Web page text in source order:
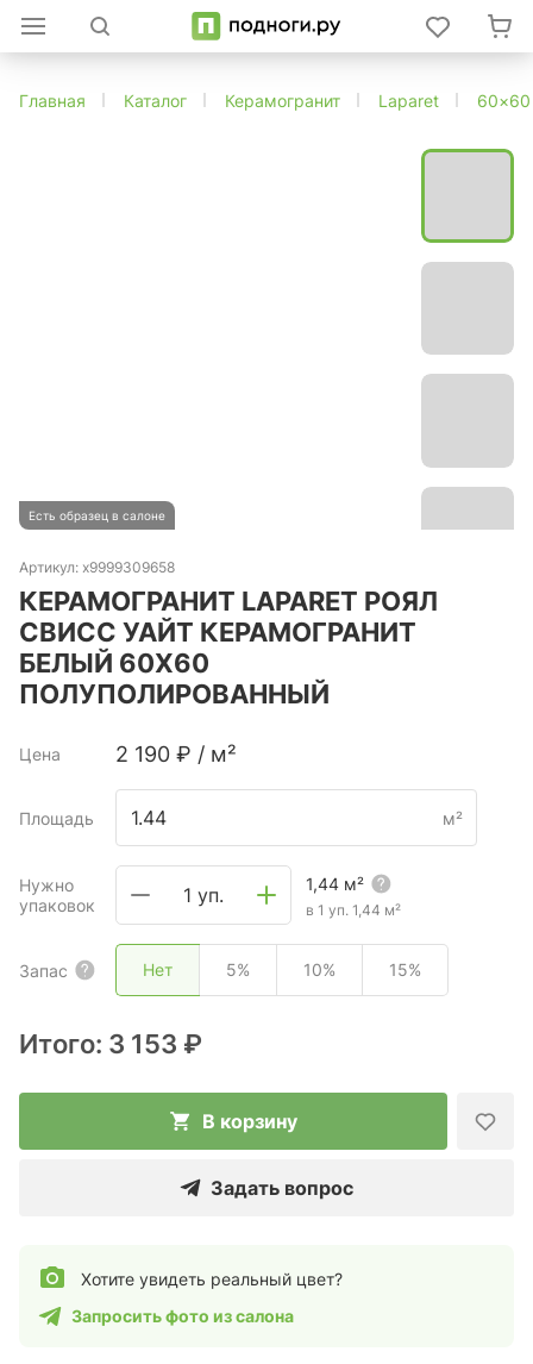
Главная Каталог Керамогранит Laparet 60×60
Есть образец в салоне
Артикул: х9999309658
КЕРАМОГРАНИТ LAPARET РОЯЛ
СВИСС УАЙТ КЕРАМОГРАНИТ
БЕЛЫЙ 60Х60
ПОЛУПОЛИРОВАННЫЙ
Цена 2 190 ₽ / м²
Площадь м²
Нужно
упаковок
1 уп. 1,44 м²
в 1 уп. 1,44 м²
Запас Нет 5% 10% 15%
Итого: 3 153 ₽
В корзину
Задать вопрос
Хотите увидеть реальный цвет?
Запросить фото из салона